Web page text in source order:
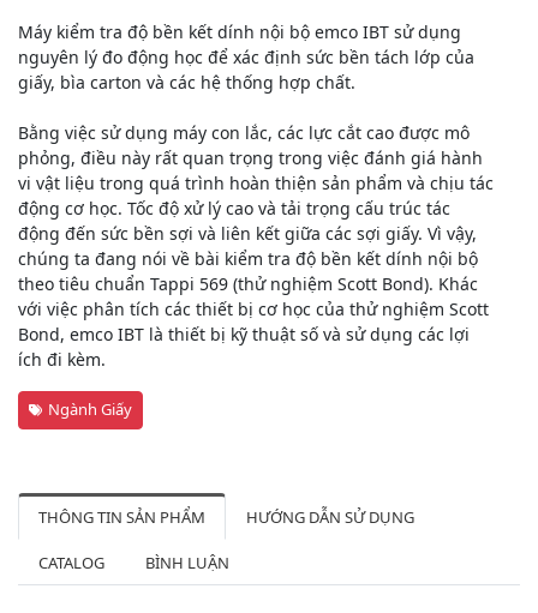
Máy kiểm tra độ bền kết dính nội bộ emco IBT sử dụng
nguyên lý đo động học để xác định sức bền tách lớp của
giấy, bìa carton và các hệ thống hợp chất.
Bằng việc sử dụng máy con lắc, các lực cắt cao được mô
phỏng, điều này rất quan trọng trong việc đánh giá hành
vi vật liệu trong quá trình hoàn thiện sản phẩm và chịu tác
động cơ học. Tốc độ xử lý cao và tải trọng cấu trúc tác
động đến sức bền sợi và liên kết giữa các sợi giấy. Vì vậy,
chúng ta đang nói về bài kiểm tra độ bền kết dính nội bộ
theo tiêu chuẩn Tappi 569 (thử nghiệm Scott Bond). Khác
với việc phân tích các thiết bị cơ học của thử nghiệm Scott
Bond, emco IBT là thiết bị kỹ thuật số và sử dụng các lợi
ích đi kèm.
Ngành Giấy
THÔNG TIN SẢN PHẨM HƯỚNG DẪN SỬ DỤNG
CATALOG BÌNH LUẬN